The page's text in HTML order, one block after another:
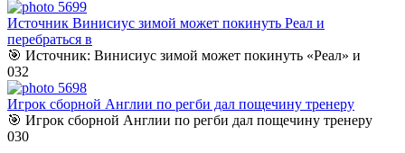
Источник Винисиус зимой может покинуть Реал и
перебраться в
🎯 Источник: Винисиус зимой может покинуть «Реал» и
032
Игрок сборной Англии по регби дал пощечину тренеру
🎯 Игрок сборной Англии по регби дал пощечину тренеру
030